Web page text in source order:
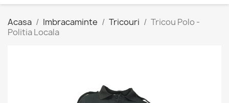
Acasa Imbracaminte Tricouri
Tricou Polo -
Politia Locala